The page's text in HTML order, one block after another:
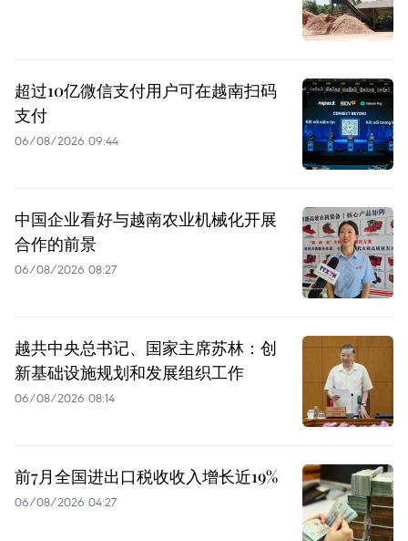
超过10亿微信支付用户可在越南扫码
支付
06/08/2026 09:44
中国企业看好与越南农业机械化开展
合作的前景
06/08/2026 08:27
越共中央总书记、国家主席苏林：创
新基础设施规划和发展组织工作
06/08/2026 08:14
前7月全国进出口税收收入增长近19%
06/08/2026 04:27